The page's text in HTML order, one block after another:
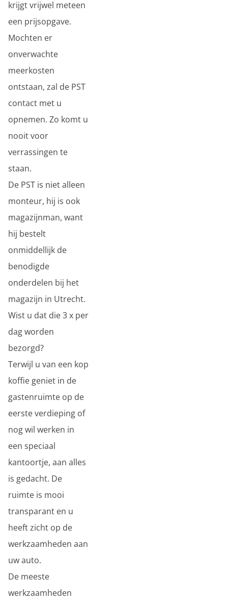
krijgt vrijwel meteen
een prijsopgave.
Mochten er
onverwachte
meerkosten
ontstaan, zal de PST
contact met u
opnemen. Zo komt u
nooit voor
verrassingen te
staan.
De PST is niet alleen
monteur, hij is ook
magazijnman, want
hij bestelt
onmiddellijk de
benodigde
onderdelen bij het
magazijn in Utrecht.
Wist u dat die 3 x per
dag worden
bezorgd?
Terwijl u van een kop
koffie geniet in de
gastenruimte op de
eerste verdieping of
nog wil werken in
een speciaal
kantoortje, aan alles
is gedacht. De
ruimte is mooi
transparant en u
heeft zicht op de
werkzaamheden aan
uw auto.
De meeste
werkzaamheden